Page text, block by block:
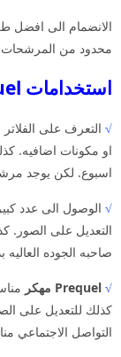
الانضمام الى افضل
محدود من المرشحات
استخدامات Prequel مهكر اخر اصدار
√ التعرف على
او مكونات اضافيه.
اسبوع. لكن يوجد
√ الوصول الى عدد
التعديل على الصور.
صاحبه الجوده العاليه
√ Prequel مهكر
كذلك للتعديل على
التواصل الاجتماعي